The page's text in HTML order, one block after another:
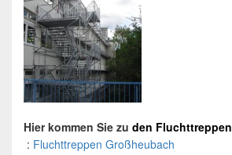
Hier kommen Sie zu den Fluchttreppen
: Fluchttreppen Großheubach